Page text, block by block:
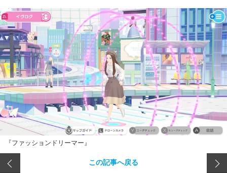
『ファッションドリーマー』
この記事へ戻る